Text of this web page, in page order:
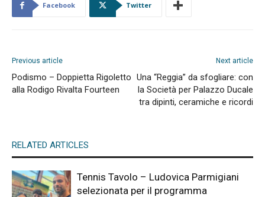
Facebook Twitter
Previous article
Podismo – Doppietta Rigoletto
alla Rodigo Rivalta Fourteen
Next article
Una “Reggia” da sfogliare: con
la Società per Palazzo Ducale
tra dipinti, ceramiche e ricordi
RELATED ARTICLES
Tennis Tavolo – Ludovica Parmigiani
selezionata per il programma